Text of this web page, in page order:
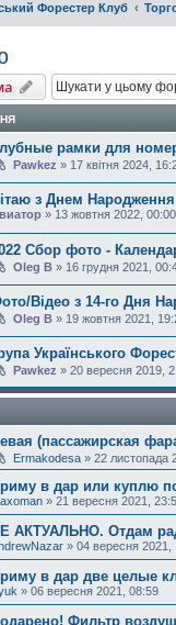
Форестер Клуб
рамки для
Pawkez » 17 квітня 2024,
з Днем
» 13 жовтня 2022,
Сбор фото -
Oleg B » 16 грудня 2021,
Відео з 14-го Дня
Oleg B » 19 жовтня 2021,
Українського
Pawkez » 20 вересня 2019,
(пассажирская
Ermakodesa » 22 листопада
в дар или куплю
» 21 вересня 2021,
АКТУАЛЬНО. Отдам
» 04 вересня 2021,
в дар две целые
» 06 вересня 2021, 08:59
Фильтр